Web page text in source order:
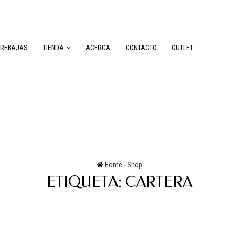
REBAJAS TIENDA ACERCA CONTACTO OUTLET
Home -Shop
ETIQUETA: CARTERA